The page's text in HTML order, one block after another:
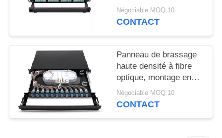
MTP avec des modules
de la cassette 4x24F
Négociable MOQ:10
CONTACT
Panneau de brassage
haute densité à fibre
optique, montage en
rack 19", 1U, 96F,
adaptateur LC Quad
Négociable MOQ:10
CONTACT